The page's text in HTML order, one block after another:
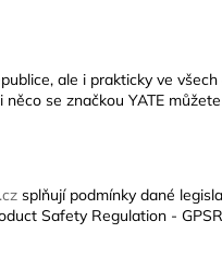
ale i prakticky ve
se značkou YATE
splňují podmínky dané
Safety Regulation -